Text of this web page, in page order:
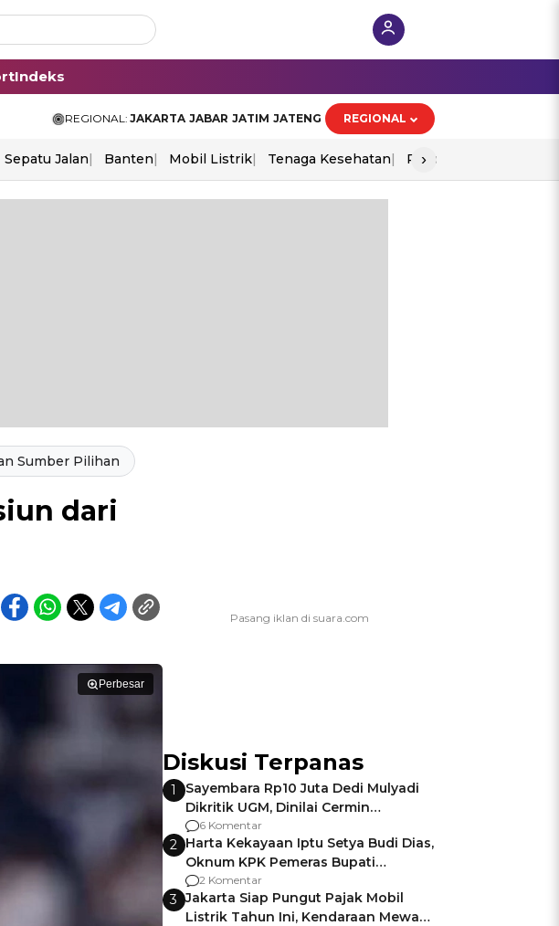
Indeks
REGIONAL: JAKARTA JABAR JATIM JATENG REGIONAL
Sepatu Jalan Banten Mobil Listrik Tenaga Kesehatan Piala Aff 2026
›
Sumber Pilihan
dari
Perbesar
Diskusi Terpanas
1
Sayembara Rp10 Juta Dedi Mulyadi
Dikritik UGM, Dinilai Cermin
Gagalnya Negara Jamin Keamanan
6 Komentar
2 Harta Kekayaan Iptu Setya Budi Dias,
Oknum KPK Pemeras Bupati
Pemalang
2 Komentar
3 Jakarta Siap Pungut Pajak Mobil
Listrik Tahun Ini, Kendaraan Mewah